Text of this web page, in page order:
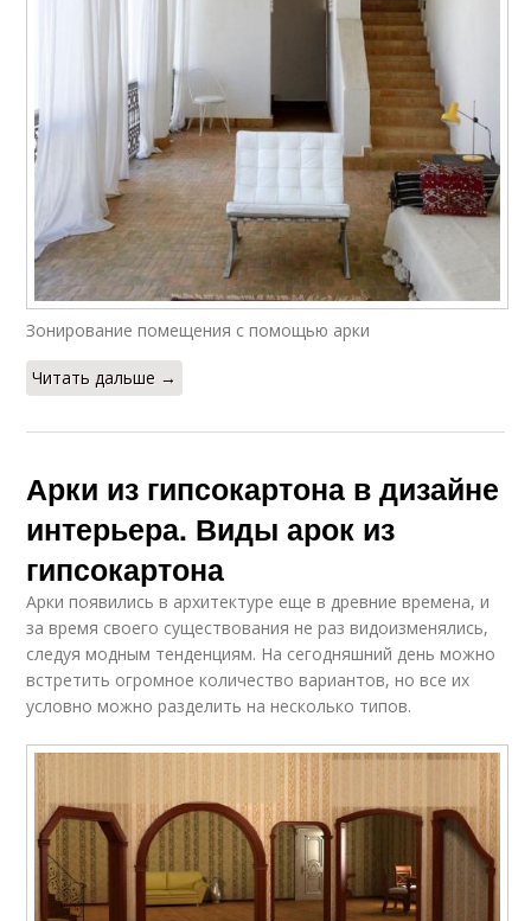
Зонирование помещения с помощью арки
Читать дальше →
Арки из гипсокартона в дизайне
интерьера. Виды арок из
гипсокартона
Арки появились в архитектуре еще в древние времена, и
за время своего существования не раз видоизменялись,
следуя модным тенденциям. На сегодняшний день можно
встретить огромное количество вариантов, но все их
условно можно разделить на несколько типов.